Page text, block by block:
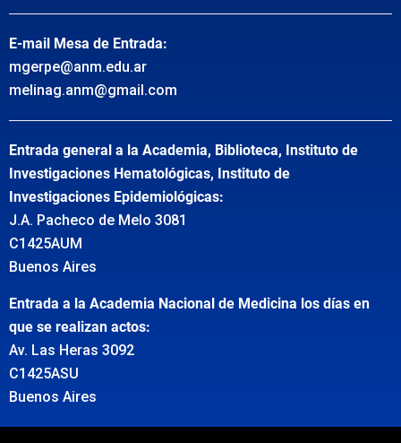
E-mail Mesa de Entrada:
mgerpe@anm.edu.ar
melinag.anm@gmail.com
Entrada general a la Academia, Biblioteca, Instituto de
Investigaciones Hematológicas, Instituto de
Investigaciones Epidemiológicas:
J.A. Pacheco de Melo 3081
C1425AUM
Buenos Aires
Entrada a la Academia Nacional de Medicina los días en
que se realizan actos:
Av. Las Heras 3092
C1425ASU
Buenos Aires